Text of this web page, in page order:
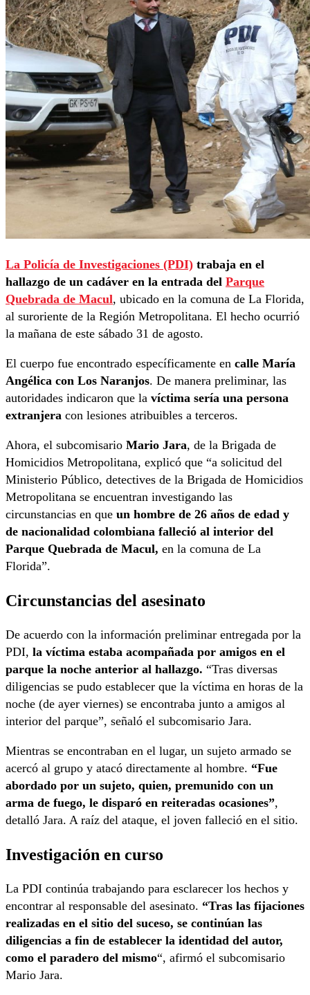
La Policía de Investigaciones (PDI) trabaja en el
hallazgo de un cadáver en la entrada del Parque
Quebrada de Macul, ubicado en la comuna de La Florida,
al suroriente de la Región Metropolitana. El hecho ocurrió
la mañana de este sábado 31 de agosto.
El cuerpo fue encontrado específicamente en calle María
Angélica con Los Naranjos. De manera preliminar, las
autoridades indicaron que la víctima sería una persona
extranjera con lesiones atribuibles a terceros.
Ahora, el subcomisario Mario Jara, de la Brigada de
Homicidios Metropolitana, explicó que “a solicitud del
Ministerio Público, detectives de la Brigada de Homicidios
Metropolitana se encuentran investigando las
circunstancias en que un hombre de 26 años de edad y
de nacionalidad colombiana falleció al interior del
Parque Quebrada de Macul, en la comuna de La
Florida”.
Circunstancias del asesinato
De acuerdo con la información preliminar entregada por la
PDI, la víctima estaba acompañada por amigos en el
parque la noche anterior al hallazgo. “Tras diversas
diligencias se pudo establecer que la víctima en horas de la
noche (de ayer viernes) se encontraba junto a amigos al
interior del parque”, señaló el subcomisario Jara.
Mientras se encontraban en el lugar, un sujeto armado se
acercó al grupo y atacó directamente al hombre. “Fue
abordado por un sujeto, quien, premunido con un
arma de fuego, le disparó en reiteradas ocasiones”,
detalló Jara. A raíz del ataque, el joven falleció en el sitio.
Investigación en curso
La PDI continúa trabajando para esclarecer los hechos y
encontrar al responsable del asesinato. “Tras las fijaciones
realizadas en el sitio del suceso, se continúan las
diligencias a fin de establecer la identidad del autor,
como el paradero del mismo“, afirmó el subcomisario
Mario Jara.